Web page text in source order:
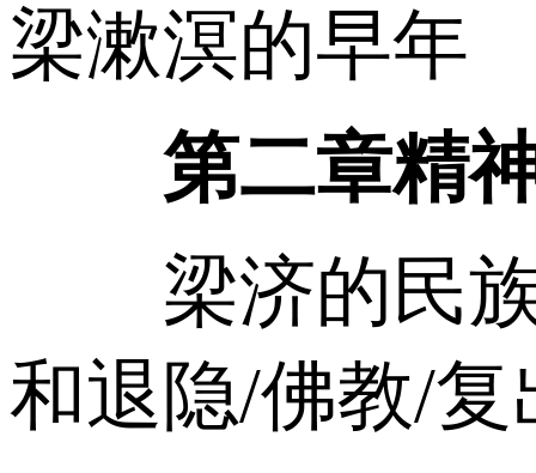
梁漱溟的早年
第二章精
梁济的民族
和退隐/佛教/